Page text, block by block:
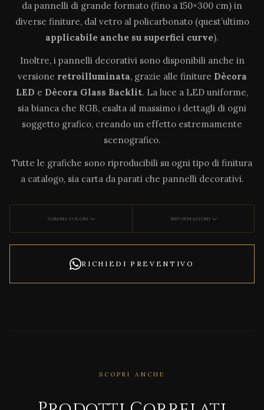
da pannelli di grande formato (fino a 150×300 cm) in
diverse finiture, dal vetro al policarbonato (quest’ultimo
applicabile anche su superfici curve).
Inoltre, i pannelli decorativi sono disponibili anche in
versione retroilluminata, grazie alle finiture Dècora
LED e Dècora Glass Backlit. La luce a LED uniforme,
sia bianca che RGB, esalta al massimo i dettagli di ogni
soggetto grafico, creando un effetto estremamente
scenografico.
Tutte le grafiche sono riproducibili su ogni tipo di finitura
a catalogo, sia carta da parati che pannelli decorativi.
GAMMA COLORI INFORMAZIONI
RICHIEDI PREVENTIVO
SCOPRI ANCHE